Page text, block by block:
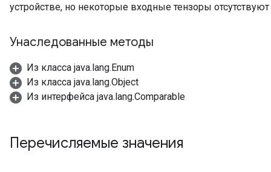
устройстве, но некоторые входные тензоры отсутствуют
Унаследованные методы
Из класса java.lang.Enum
Из класса java.lang.Object
Из интерфейса java.lang.Comparable
Перечисляемые значения